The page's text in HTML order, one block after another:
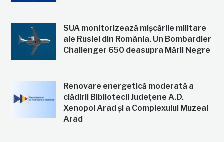
SUA monitorizează mișcările militare
ale Rusiei din România. Un Bombardier
Challenger 650 deasupra Mării Negre
Renovare energetică moderată a
clădirii Bibliotecii Județene A.D.
Xenopol Arad și a Complexului Muzeal
Arad